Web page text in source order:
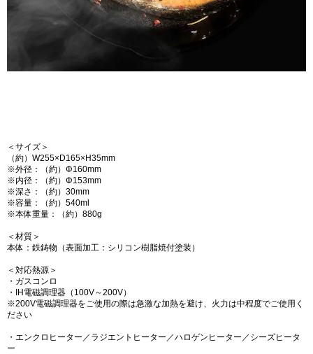
＜サイズ＞
（約）W255×D165×H35mm
※外径：（約）Φ160mm
※内径：（約）Φ153mm
※深さ：（約）30mm
※容量：（約）540ml
※本体重量：（約）880g
＜材質＞
本体：鉄鋳物（表面加工：シリコン樹脂焼付塗装）
＜対応熱源＞
・ガスコンロ
・IH電磁調理器（100V～200V）
※200V電磁調理器をご使用の際は急激な加熱を避け、火力は中程度でご使用く
ださい
・エンクロヒーター／ラジエントヒーター／ハロゲンヒーター／シーズヒータ
ー